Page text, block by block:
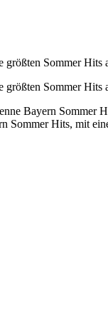
größten Sommer
größten Sommer
Bayern Sommer
Sommer Hits, mit